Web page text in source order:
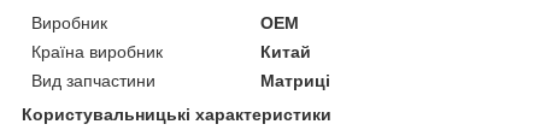
Виробник
OEM
Країна виробник
Китай
Вид запчастини
Матриці
Користувальницькі характеристики